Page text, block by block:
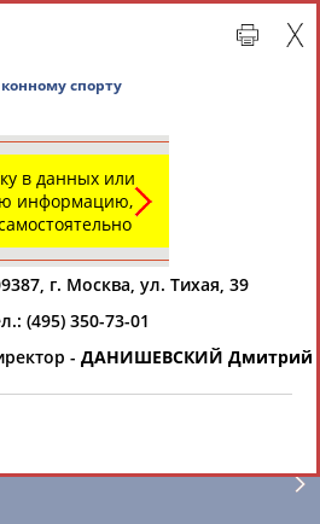
организации
в данных или
информацию,
г. Москва, ул. Тихая, 39
(495) 350-73-01
- ДАНИШЕВСКИЙ Дмитрий